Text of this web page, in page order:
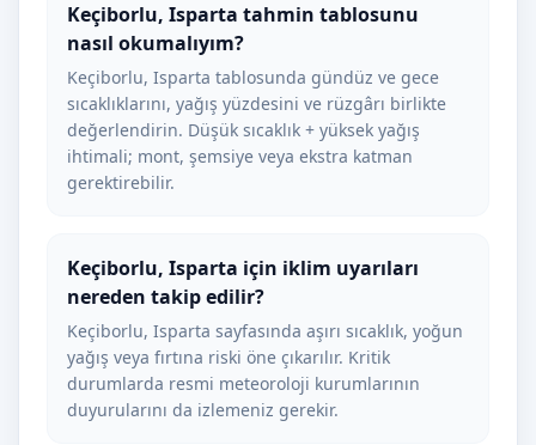
Keçiborlu, Isparta tahmin tablosunu
nasıl okumalıyım?
Keçiborlu, Isparta tablosunda gündüz ve gece
sıcaklıklarını, yağış yüzdesini ve rüzgârı birlikte
değerlendirin. Düşük sıcaklık + yüksek yağış
ihtimali; mont, şemsiye veya ekstra katman
gerektirebilir.
Keçiborlu, Isparta için iklim uyarıları
nereden takip edilir?
Keçiborlu, Isparta sayfasında aşırı sıcaklık, yoğun
yağış veya fırtına riski öne çıkarılır. Kritik
durumlarda resmi meteoroloji kurumlarının
duyurularını da izlemeniz gerekir.